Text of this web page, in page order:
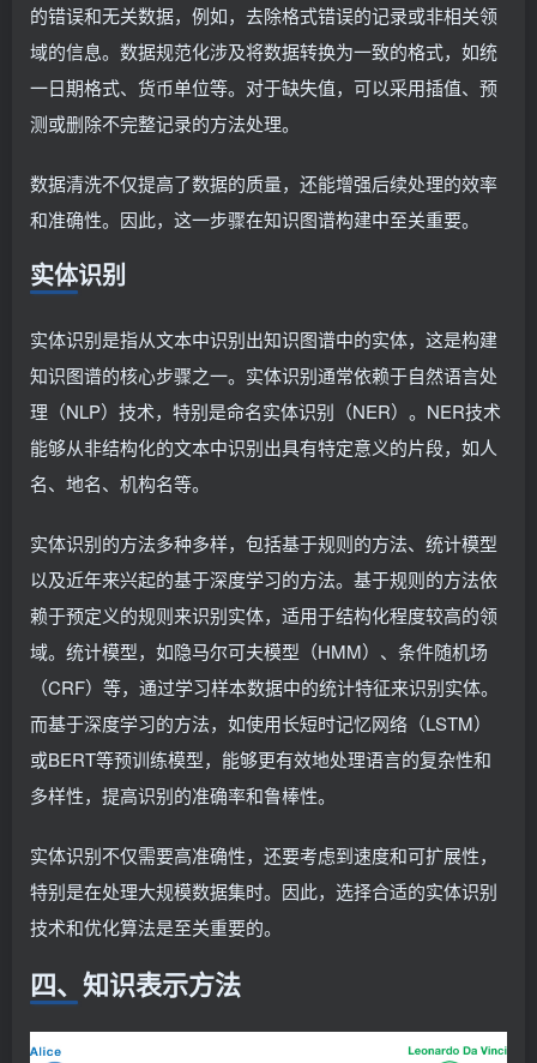
的错误和无关数据，例如，去除格式错误的记录或非相关领
域的信息。数据规范化涉及将数据转换为一致的格式，如统
一日期格式、货币单位等。对于缺失值，可以采用插值、预
测或删除不完整记录的方法处理。
数据清洗不仅提高了数据的质量，还能增强后续处理的效率
和准确性。因此，这一步骤在知识图谱构建中至关重要。
实体识别
实体识别是指从文本中识别出知识图谱中的实体，这是构建
知识图谱的核心步骤之一。实体识别通常依赖于自然语言处
理（NLP）技术，特别是命名实体识别（NER）。NER技术
能够从非结构化的文本中识别出具有特定意义的片段，如人
名、地名、机构名等。
实体识别的方法多种多样，包括基于规则的方法、统计模型
以及近年来兴起的基于深度学习的方法。基于规则的方法依
赖于预定义的规则来识别实体，适用于结构化程度较高的领
域。统计模型，如隐马尔可夫模型（HMM）、条件随机场
（CRF）等，通过学习样本数据中的统计特征来识别实体。
而基于深度学习的方法，如使用长短时记忆网络（LSTM）
或BERT等预训练模型，能够更有效地处理语言的复杂性和
多样性，提高识别的准确率和鲁棒性。
实体识别不仅需要高准确性，还要考虑到速度和可扩展性，
特别是在处理大规模数据集时。因此，选择合适的实体识别
技术和优化算法是至关重要的。
四、知识表示方法